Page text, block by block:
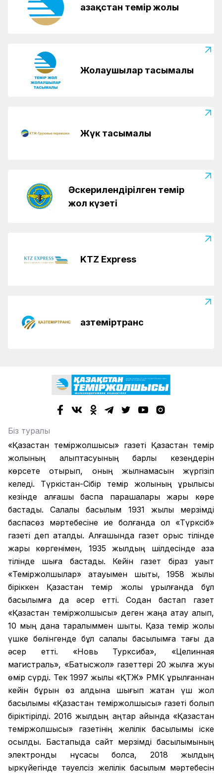
Қазақстан темір жолы
Жолаушылар тасымалы
Жүк тасымалы
Әскерилендірілген темір
жол күзеті
KTZ Express
Қазтеміртранс
Біз туралы
«Қазақстан теміржолшысы» газеті Қазақстан темір
жолының қалыптасуының барлық кезеңдерін
көрсете отырып, оның жылнамасын жүргізіп
келеді. Түркістан-Сібір темір жолының құрылысы
кезінде алғашқы баспа парақшалары жарық көре
бастады. Салалық басылым 1931 жылы мерзімді
баспасөз мәртебесіне ие болғанда ол «Түрксіб»
газеті деп аталды. Алғашында газет орыс тілінде
жарық көргенімен, 1935 жылдың шілдесінде қазақ
тілінде шыға бастады. Кейін газет біраз уақыт
«Теміржолшылар» атауымен шықты, 1958 жылы
біріккен Қазақстан темір жолы құрылғанда бұл
басылымға да әсер етті. Содан бастап газет
«Қазақстан теміржолшысы» деген жаңа атау алып,
10 мың дана таралыммен шықты. Қазақ темір жолы
үшке бөлінгенде бұл салалық басылымға тағы да
әсер етті. «Новь Турксиба», «Целинная
магистраль», «Батысжол» газеттері 20 жылға жуық
өмір сүрді. Тек 1997 жылы «ҚТЖ» РМК құрылғаннан
кейін бұрын өз алдына шығып жатқан үш жол
басылымы «Қазақстан теміржолшысы» газеті болып
біріктірілді. 2016 жылдың қаңтар айында «Қазақстан
теміржолшысы» газетінің желілік басылымы іске
қосылды. Бастапқыда сайт мерзімді басылымының
электронды нұсқасы болса, 2018 жылдың
қыркүйегінде тәуелсіз желілік басылым мәртебесін